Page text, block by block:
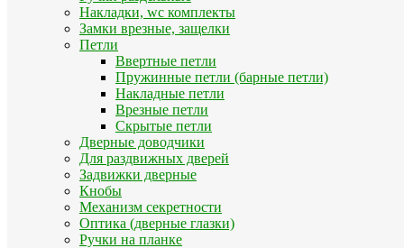
Накладки, wc комплекты
Замки врезные, защелки
Петли
Ввертные петли
Пружинные петли (барные петли)
Накладные петли
Врезные петли
Скрытые петли
Дверные доводчики
Для раздвижных дверей
Задвижки дверные
Кнобы
Механизм секретности
Оптика (дверные глазки)
Ручки на планке